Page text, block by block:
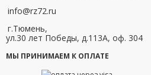
info@rz72.ru
г.Тюмень,
ул.30 лет Победы, д.113А, оф. 304
МЫ ПРИНИМАЕМ К ОПЛАТЕ